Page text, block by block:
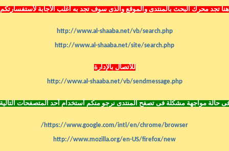
هنا تجد محرك البحث بالمنتدى والموقع والذى سوف تجد به أغلب الأجابة لأستفسارتكم
http://www.al-shaaba.net/vb/search.php
http://www.al-shaaba.net/site/search.php
للأتصال بالإدارة
http://www.al-shaaba.net/vb/sendmessage.php
حالة مواجهة مشكلة فى تصفح المنتدى نرجو منكم أستخدام أحد المتصفحات
https://www.google.com/intl/en/chrome/browser/
http://www.mozilla.org/en-US/firefox/new